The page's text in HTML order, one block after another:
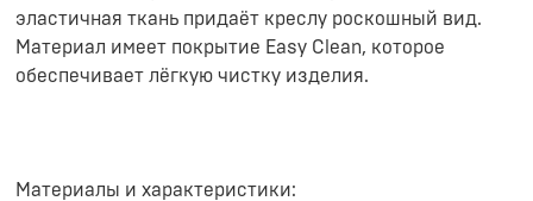
эластичная ткань придаёт креслу роскошный вид.
Материал имеет покрытие Easy Clean, которое
обеспечивает лёгкую чистку изделия.
Материалы и характеристики: